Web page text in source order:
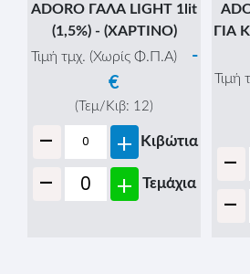
ADORO ΓΑΛΑ LIGHT 1lit
(1,5%) - (ΧΑΡΤΙΝΟ)
Τιμή τμχ. (Χωρίς Φ.Π.Α)
-
€
(Τεμ/Κιβ: 12)
- + Κιβώτια
- + Τεμάχια
ΓΙΑ
Τιμή
-
-